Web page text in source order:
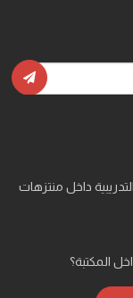
داخل منتزهات
المكتبة؟